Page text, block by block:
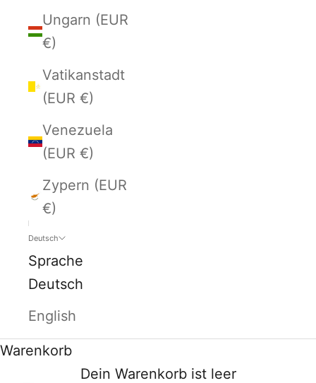
Ungarn (EUR
€)
Vatikanstadt
(EUR €)
Venezuela
(EUR €)
Zypern (EUR
€)
Deutsch
Sprache
Deutsch
English
Warenkorb
Dein Warenkorb ist leer